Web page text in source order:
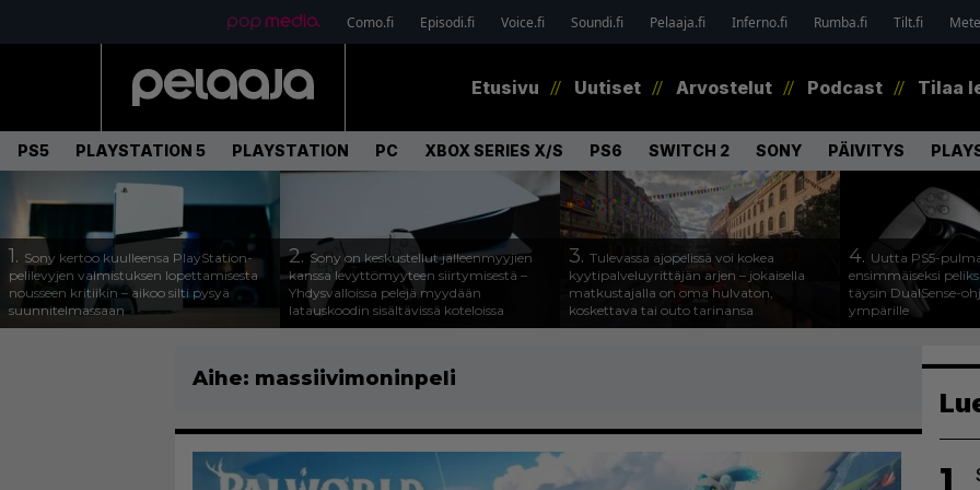
Como.fi Episodi.fi Voice.fi Soundi.fi Pelaaja.fi Inferno.fi Rumba.fi Tilt.fi
Etusivu Uutiset Arvostelut Podcast Tilaa
PS5 PLAYSTATION 5 PLAYSTATION PC XBOX SERIES X/S PS6 SWITCH 2 SONY PÄIVITYS
1. Sony kertoo kuulleensa PlayStation-
pelilevyjen valmistuksen lopettamisesta
nousseen kritiikin – aikoo silti pysyä
suunnitelmassaan
2.Sony on keskustellut jälleenmyyjien
kanssa levyttömyyteen siirtymisestä –
Yhdysvalloissa pelejä myydään
latauskoodin sisältävissä koteloissa
3. Tulevassa ajopelissä voi kokea
kyytipalveluyrittäjän arjen – jokaisella
matkustajalla on oma hulvaton,
koskettava tai outo tarinansa
4. Uutta PS5-
ensimmäiseksi
täysin DualSense-
ympärille
Aihe: massiivimoninpeli
1